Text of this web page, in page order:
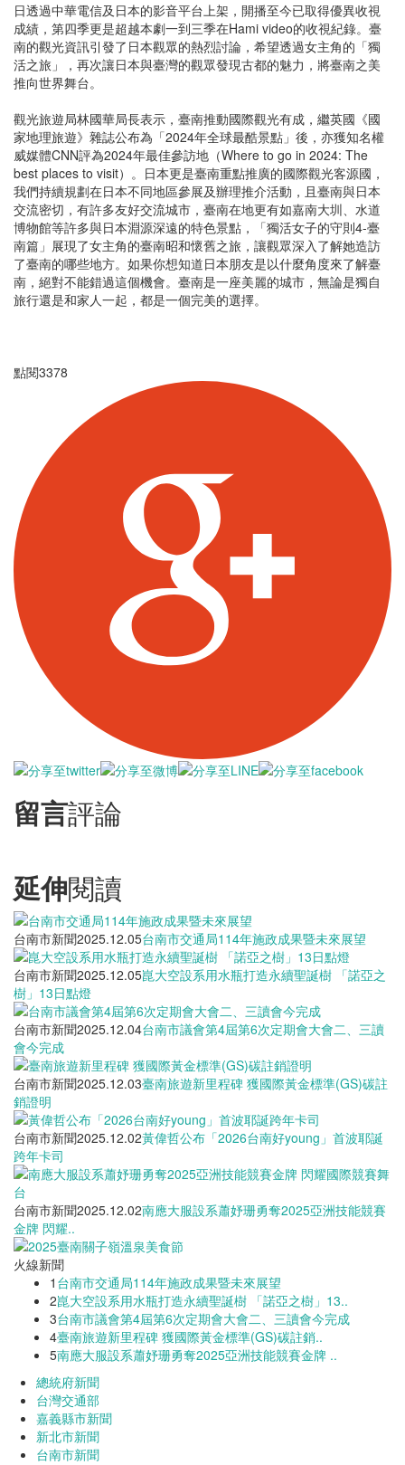
日透過中華電信及日本的影音平台上架，開播至今已取得優異收視
成績，第四季更是超越本劇一到三季在Hami video的收視紀錄。臺
南的觀光資訊引發了日本觀眾的熱烈討論，希望透過女主角的「獨
活之旅」，再次讓日本與臺灣的觀眾發現古都的魅力，將臺南之美
推向世界舞台。
觀光旅遊局林國華局長表示，臺南推動國際觀光有成，繼英國《國
家地理旅遊》雜誌公布為「2024年全球最酷景點」後，亦獲知名權
威媒體CNN評為2024年最佳參訪地（Where to go in 2024: The
best places to visit）。日本更是臺南重點推廣的國際觀光客源國，
我們持續規劃在日本不同地區參展及辦理推介活動，且臺南與日本
交流密切，有許多友好交流城市，臺南在地更有如嘉南大圳、水道
博物館等許多與日本淵源深遠的特色景點，「獨活女子的守則4-臺
南篇」展現了女主角的臺南昭和懷舊之旅，讓觀眾深入了解她造訪
了臺南的哪些地方。如果你想知道日本朋友是以什麼角度來了解臺
南，絕對不能錯過這個機會。臺南是一座美麗的城市，無論是獨自
旅行還是和家人一起，都是一個完美的選擇。
點閱3378
留言評論
延伸閱讀
台南市新聞2025.12.05台南市交通局114年施政成果暨未來展望
台南市新聞2025.12.05崑大空設系用水瓶打造永續聖誕樹 「諾亞之
樹」13日點燈
台南市新聞2025.12.04台南市議會第4屆第6次定期會大會二、三讀
會今完成
台南市新聞2025.12.03臺南旅遊新里程碑 獲國際黃金標準(GS)碳註
銷證明
台南市新聞2025.12.02黃偉哲公布「2026台南好young」首波耶誕
跨年卡司
台南市新聞2025.12.02南應大服設系蕭妤珊勇奪2025亞洲技能競賽
金牌 閃耀..
火線新聞
1 台南市交通局114年施政成果暨未來展望
2崑大空設系用水瓶打造永續聖誕樹 「諾亞之樹」13..
3台南市議會第4屆第6次定期會大會二、三讀會今完成
4臺南旅遊新里程碑 獲國際黃金標準(GS)碳註銷..
5南應大服設系蕭妤珊勇奪2025亞洲技能競賽金牌 ..
總統府新聞
台灣交通部
嘉義縣市新聞
新北市新聞
台南市新聞